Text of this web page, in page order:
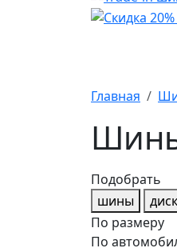
Главная
Подобрать
шины
По размеру
По